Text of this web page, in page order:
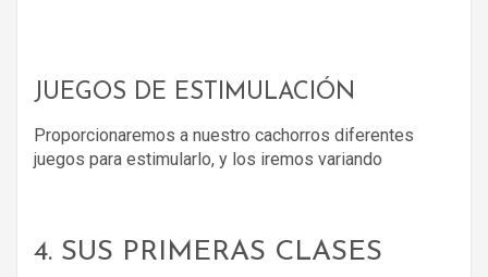
JUEGOS DE ESTIMULACIÓN
Proporcionaremos a nuestro cachorros diferentes
juegos para estimularlo, y los iremos variando
4. SUS PRIMERAS CLASES